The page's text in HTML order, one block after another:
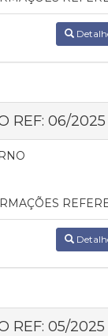
REF: 06/2025
REF: 05/2025